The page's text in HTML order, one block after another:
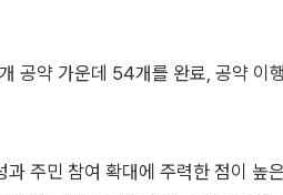
공약 가운데 54개를 완료, 공약 이
주민 참여 확대에 주력한 점이 높